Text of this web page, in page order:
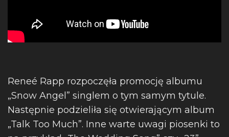
Reneé Rapp rozpoczęła promocję albumu
„Snow Angel” singlem o tym samym tytule.
Następnie podzieliła się otwierającym album
„Talk Too Much”. Inne warte uwagi piosenki to